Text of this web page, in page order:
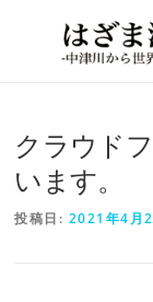
ツ
へ
ス
クラウド
います。
投稿日: 2021年4月